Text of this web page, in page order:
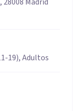
19), Adultos